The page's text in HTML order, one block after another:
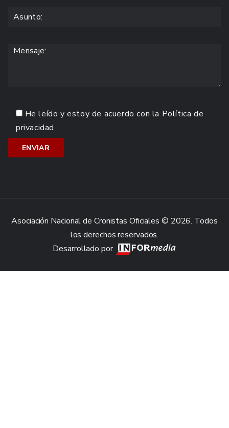
He leído y estoy de acuerdo con la Política de
privacidad
Asociación Nacional de Cronistas Oficiales © 2026. Todos
los derechos reservados.
Desarrollado por